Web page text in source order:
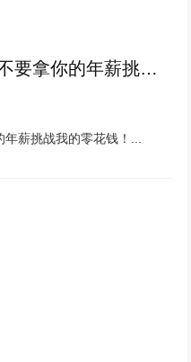
热血传奇氪金一哥8L，不要拿你的年薪挑战我的零花钱！
薪挑战我的零花钱！...